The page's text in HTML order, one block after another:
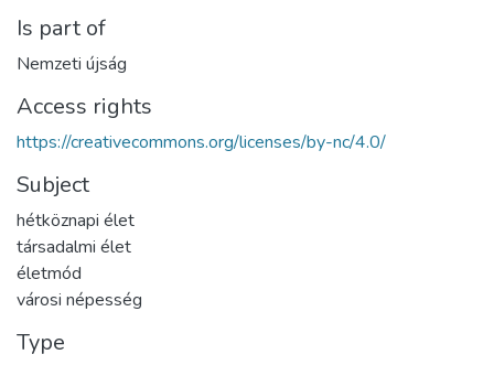
Is part of
Nemzeti újság
Access rights
https://creativecommons.org/licenses/by-nc/4.0/
Subject
hétköznapi élet
társadalmi élet
életmód
városi népesség
Type